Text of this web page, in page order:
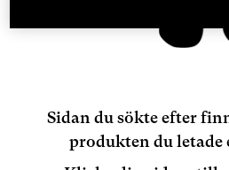
Sidan du sökte efter
produkten du letade